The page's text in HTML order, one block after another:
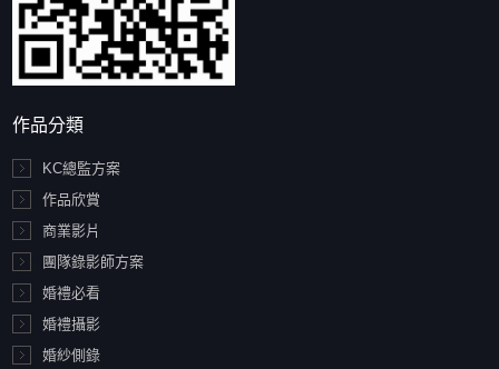
作品分類
KC總監方案
作品欣賞
商業影片
團隊錄影師方案
婚禮必看
婚禮攝影
婚紗側錄